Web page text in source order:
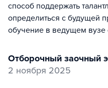
способ поддержать
определиться с будущей
обучение в ведущем вузе
отборочный заочный
2 ноября 2025